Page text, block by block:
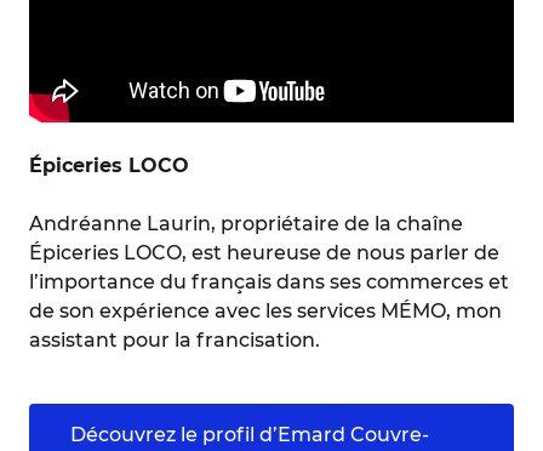
Épiceries LOCO
Andréanne Laurin, propriétaire de la chaîne
Épiceries LOCO, est heureuse de nous parler de
l’importance du français dans ses commerces et
de son expérience avec les services MÉMO, mon
assistant pour la francisation.
Découvrez le profil d’Emard Couvre-